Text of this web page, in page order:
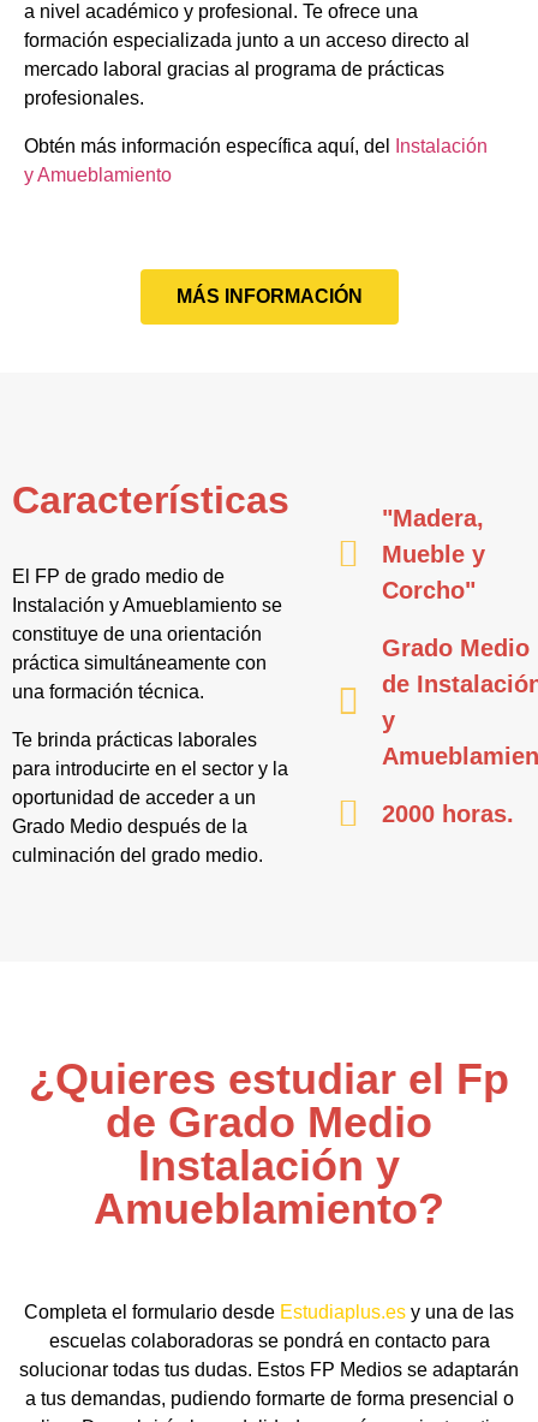
a nivel académico y profesional. Te ofrece una
formación especializada junto a un acceso directo al
mercado laboral gracias al programa de prácticas
profesionales.
Obtén más información específica aquí, del
Instalación
y Amueblamiento
MÁS INFORMACIÓN
Características
El FP de grado medio de
Instalación y Amueblamiento se
constituye de una orientación
práctica simultáneamente con
una formación técnica.
Te brinda prácticas laborales
para introducirte en el sector y la
oportunidad de acceder a un
Grado Medio después de la
culminación del grado medio.
"Madera,
Mueble y
Corcho"
Grado Medio
de
y
2000 horas.
¿Quieres estudiar el Fp
de Grado Medio
Instalación y
Amueblamiento?
Completa el formulario desde Estudiaplus.es y una de las
escuelas colaboradoras se pondrá en contacto para
solucionar todas tus dudas. Estos FP Medios se adaptarán
a tus demandas, pudiendo formarte de forma presencial o